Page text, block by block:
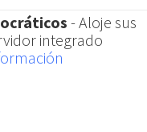
- Aloje sus
integrado